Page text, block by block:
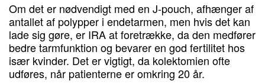
Om det er nødvendigt med en J-pouch, afhænger af
antallet af polypper i endetarmen, men hvis det kan
lade sig gøre, er IRA at foretrække, da den medfører
bedre tarmfunktion og bevarer en god fertilitet hos
især kvinder. Det er vigtigt, da kolektomien ofte
udføres, når patienterne er omkring 20 år.